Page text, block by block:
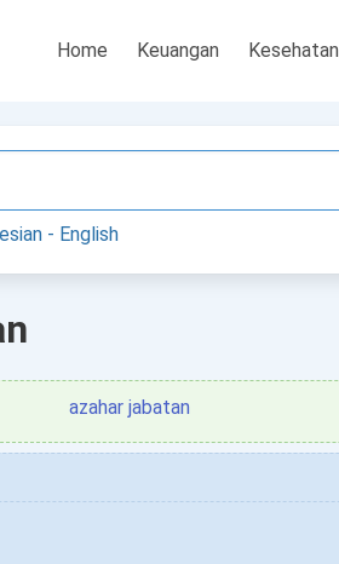
Home Keuangan Kesehatan
- English
azahar jabatan